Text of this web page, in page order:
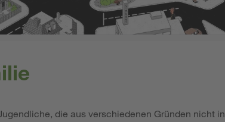
die aus verschiedenen Gründen nicht in